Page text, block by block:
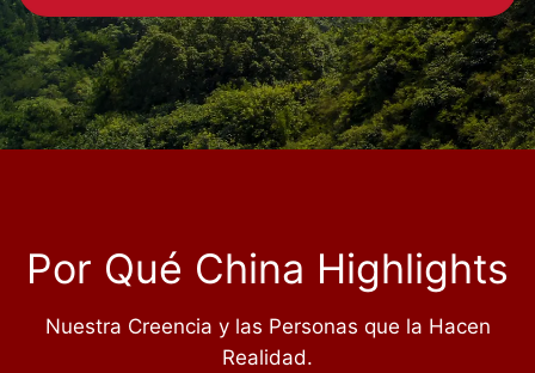
Por Qué China Highlights
Nuestra Creencia y las Personas que la Hacen
Realidad.